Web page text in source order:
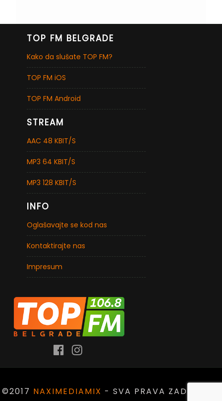
TOP FM BELGRADE
Kako da slušate TOP FM?
TOP FM iOS
TOP FM Android
STREAM
AAC 48 KBIT/S
MP3 64 KBIT/S
MP3 128 KBIT/S
INFO
Oglašavajte se kod nas
Kontaktirajte nas
Impresum
©2017 NAXIMEDIAMIX - SVA PRAVA ZADRŽANA.